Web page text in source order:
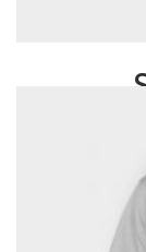
SELECT